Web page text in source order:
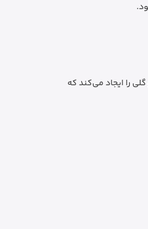
را ایجاد می‌کند که